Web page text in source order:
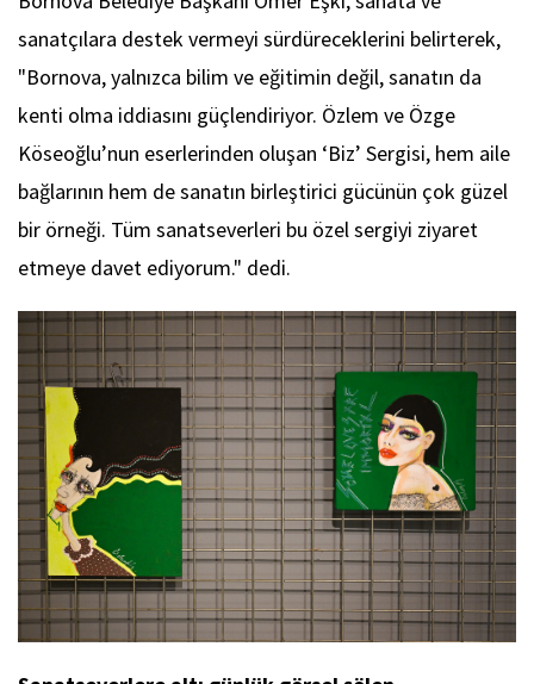
sanatçılara destek vermeyi sürdüreceklerini belirterek,
"Bornova, yalnızca bilim ve eğitimin değil, sanatın da
kenti olma iddiasını güçlendiriyor. Özlem ve Özge
Köseoğlu’nun eserlerinden oluşan ‘Biz’ Sergisi, hem aile
bağlarının hem de sanatın birleştirici gücünün çok güzel
bir örneği. Tüm sanatseverleri bu özel sergiyi ziyaret
etmeye davet ediyorum." dedi.